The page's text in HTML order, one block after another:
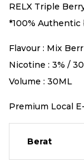
RELX Triple
*100% Authentic
Flavour : Mix
Nicotine : 3% /
Volume : 30ML
Premium Local
Berat